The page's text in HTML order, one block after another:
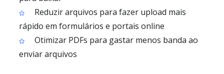
Reduzir arquivos para fazer upload mais
rápido em formulários e portais online
Otimizar PDFs para gastar menos banda ao
enviar arquivos